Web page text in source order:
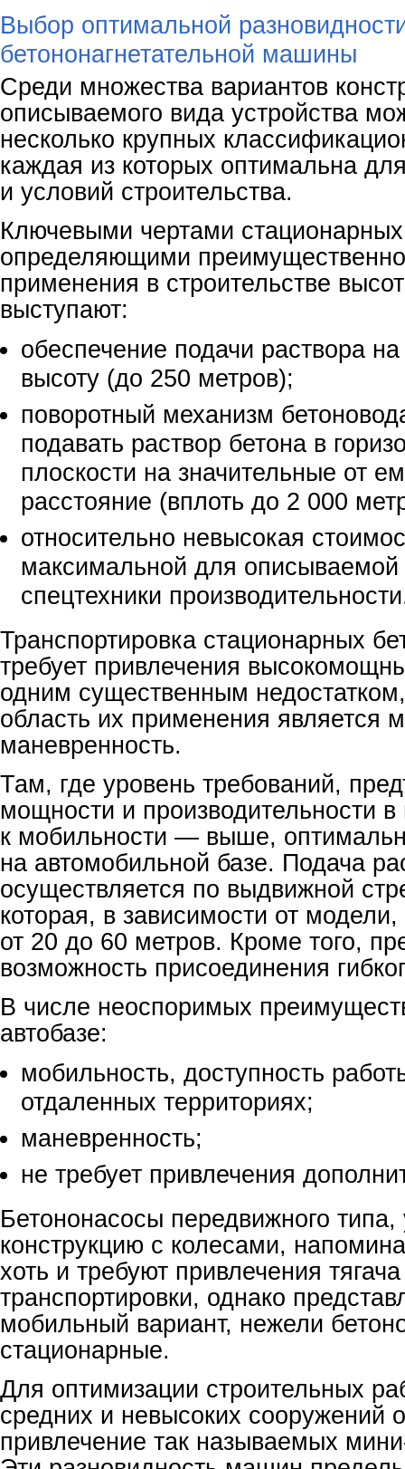
Выбор оптимальной
бетононагнетательной машины
Среди множества вариантов
описываемого вида устройства
несколько крупных
каждая из которых оптимальна
и условий строительства.
Ключевыми чертами
определяющими
применения в строительстве
выступают:
обеспечение подачи раствора
высоту (до 250 метров);
поворотный механизм
подавать раствор бетона в
плоскости на значительные от
расстояние (вплоть до 2 000
относительно невысокая
максимальной для описываемой
спецтехники
Транспортировка стационарных
требует привлечения
одним существенным
область их применения является
маневренность.
Там, где уровень требований,
мощности и производительности
к мобильности — выше,
на автомобильной базе. Подача
осуществляется по выдвижной
которая, в зависимости от
от 20 до 60 метров. Кроме того,
возможность присоединения
В числе неоспоримых
автобазе:
мобильность, доступность
отдаленных территориях;
маневренность;
не требует привлечения
Бетононасосы передвижного
конструкцию с колесами,
хоть и требуют привлечения
транспортировки, однако
мобильный вариант, нежели
стационарные.
Для оптимизации строительных
средних и невысоких сооружений
привлечение так называемых